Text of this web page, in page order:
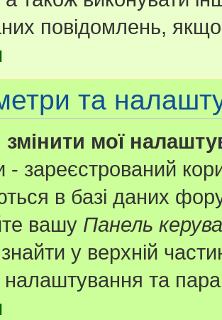
повідомлень,
та
змінити мої
зареєстрований
в базі даних
вашу Панель
у верхній
налаштування та